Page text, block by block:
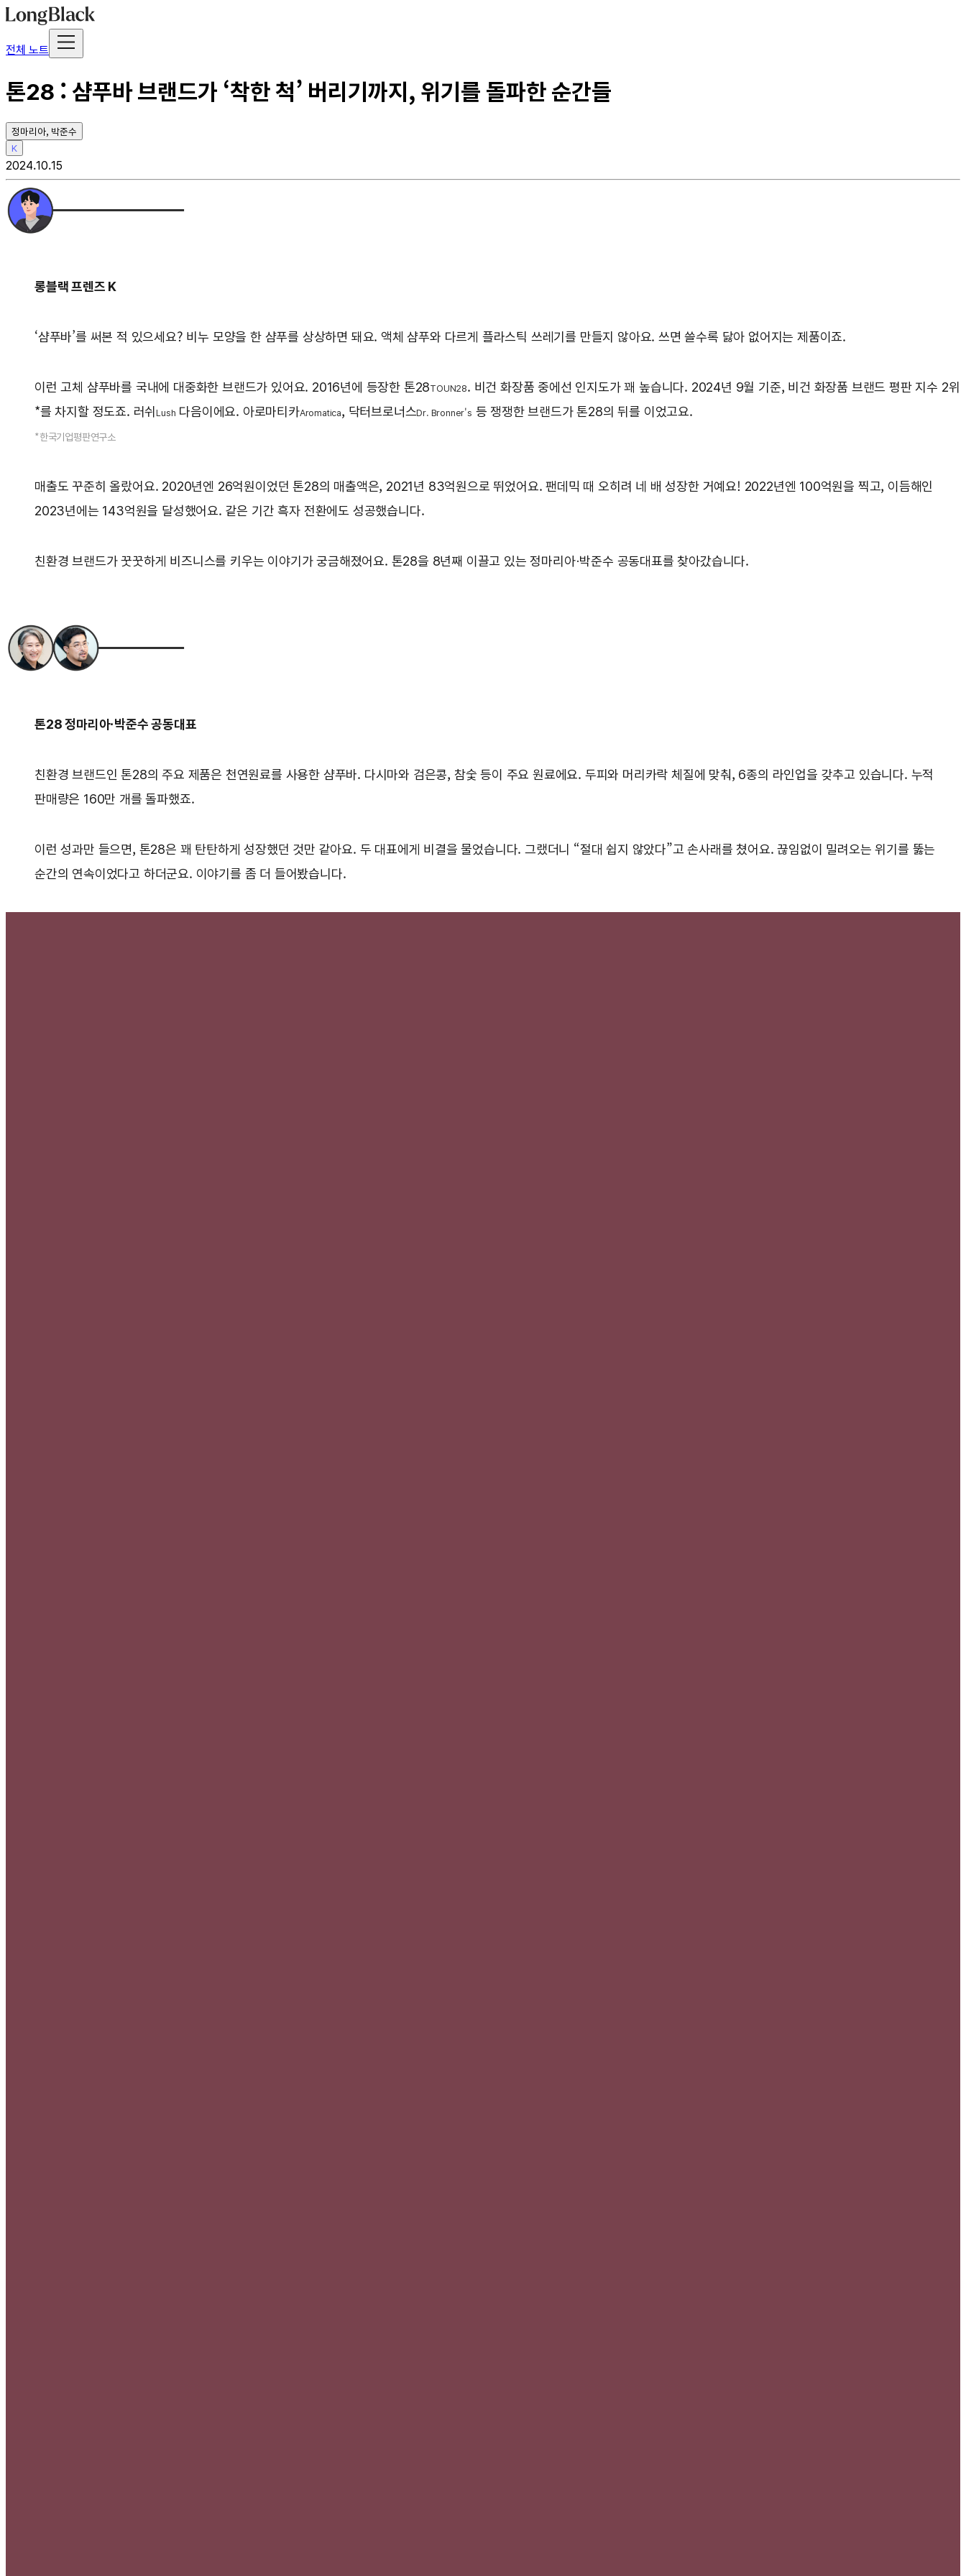
전체 노트
톤28 : 샴푸바 브랜드가 ‘착한 척’ 버리기까지, 위기를 돌파한 순간들
정마리아, 박준수
K
2024.10.15
롱블랙 프렌즈 K
‘샴푸바’를 써본 적 있으세요? 비누 모양을 한 샴푸를 상상하면 돼요. 액체 샴푸와 다르게 플라스틱 쓰레기를 만들지 않아요. 쓰면 쓸수록 닳아 없어지는 제품이죠.
이런 고체 샴푸바를 국내에 대중화한 브랜드가 있어요. 2016년에 등장한 톤28TOUN28. 비건 화장품 중에선 인지도가 꽤 높습니다. 2024년 9월 기준, 비건 화장품 브랜드 평판 지수 2위
*를 차지할 정도죠. 러쉬Lush 다음이에요. 아로마티카Aromatica, 닥터브로너스Dr. Bronner's 등 쟁쟁한 브랜드가 톤28의 뒤를 이었고요.
*한국기업평판연구소
매출도 꾸준히 올랐어요. 2020년엔 26억원이었던 톤28의 매출액은, 2021년 83억원으로 뛰었어요. 팬데믹 때 오히려 네 배 성장한 거예요! 2022년엔 100억원을 찍고, 이듬해인
2023년에는 143억원을 달성했어요. 같은 기간 흑자 전환에도 성공했습니다.
친환경 브랜드가 꿋꿋하게 비즈니스를 키우는 이야기가 궁금해졌어요. 톤28을 8년째 이끌고 있는 정마리아·박준수 공동대표를 찾아갔습니다.
톤28 정마리아·박준수 공동대표
친환경 브랜드인 톤28의 주요 제품은 천연원료를 사용한 샴푸바. 다시마와 검은콩, 참숯 등이 주요 원료에요. 두피와 머리카락 체질에 맞춰, 6종의 라인업을 갖추고 있습니다. 누적
판매량은 160만 개를 돌파했죠.
이런 성과만 들으면, 톤28은 꽤 탄탄하게 성장했던 것만 같아요. 두 대표에게 비결을 물었습니다. 그랬더니 “절대 쉽지 않았다”고 손사래를 쳤어요. 끊임없이 밀려오는 위기를 뚫는
순간의 연속이었다고 하더군요. 이야기를 좀 더 들어봤습니다.